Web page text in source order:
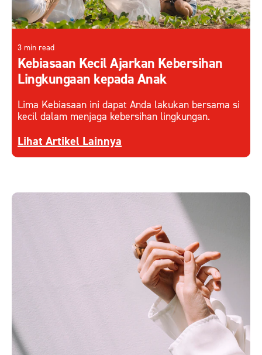
3 min read
Kebiasaan Kecil Ajarkan Kebersihan
Lingkungaan kepada Anak
Lima Kebiasaan ini dapat Anda lakukan bersama si
kecil dalam menjaga kebersihan lingkungan.
Discover more about Kebiasaan Kecil Ajarkan
Lihat Artikel Lainnya